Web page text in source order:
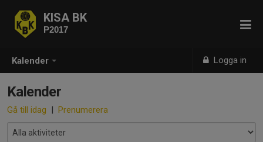
Kalender Logga in
KISA BK
P2017
Kalender
Gå till idag | Prenumerera